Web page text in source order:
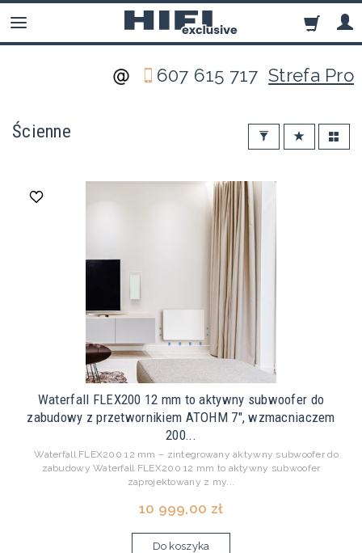
607 615 717Strefa Pro
Ścienne
Waterfall FLEX200 12 mm to aktywny subwoofer do
zabudowy z przetwornikiem ATOHM 7", wzmacniaczem
200...
Waterfall FLEX200 12 mm – zintegrowany aktywny subwoofer do
zabudowy Waterfall FLEX200 12 mm to aktywny subwoofer
zaprojektowany z my...
10 999,00 zł
Do koszyka